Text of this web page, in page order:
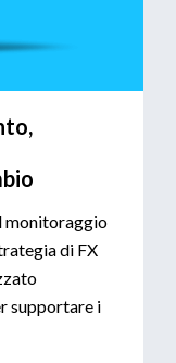
monitoraggio
di FX
supportare i